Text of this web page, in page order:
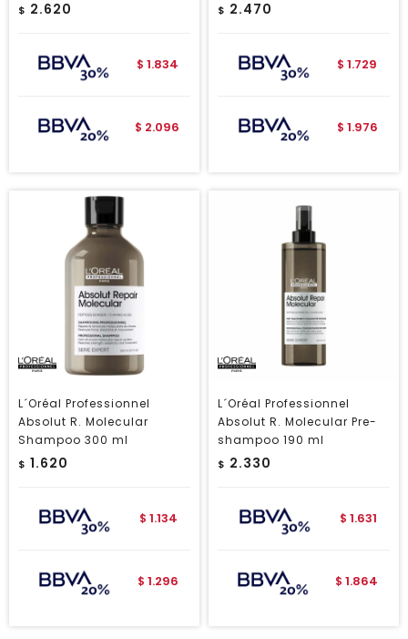
$ 2.620
$ 1.834
$ 2.096
$ 2.470
$ 1.729
$ 1.976
L´Oréal Professionnel
Absolut R. Molecular
Shampoo 300 ml
$ 1.620
$ 1.134
$ 1.296
L´Oréal Professionnel
Absolut R. Molecular Pre-
shampoo 190 ml
$ 2.330
$ 1.631
$ 1.864